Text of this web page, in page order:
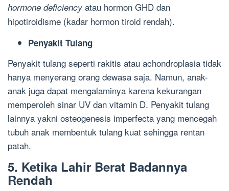
hormone deficiency atau hormon GHD dan
hipotiroidisme (kadar hormon tiroid rendah).
Penyakit Tulang
Penyakit tulang seperti rakitis atau achondroplasia tidak
hanya menyerang orang dewasa saja. Namun, anak-
anak juga dapat mengalaminya karena kekurangan
memperoleh sinar UV dan vitamin D. Penyakit tulang
lainnya yakni osteogenesis imperfecta yang mencegah
tubuh anak membentuk tulang kuat sehingga rentan
patah.
5. Ketika Lahir Berat Badannya
Rendah